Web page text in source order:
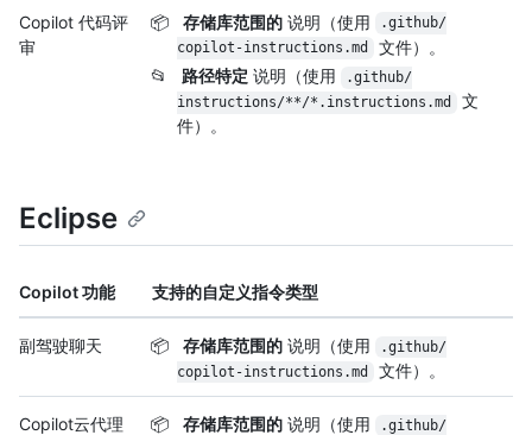
Copilot 代码评
审
📦 存储库范围的说明（使用
.github/
copilot-instructions.md
文件）。
📂
路径特定 说明（使用
.github/
instructions/**/*.instructions.md
文
件）。
Eclipse
Copilot 功能 支持的自定义指令类型
副驾驶聊天 📦 存储库范围的说明（使用
.github/
copilot-instructions.md
文件）。
Copilot云代理 📦 存储库范围的说明（使用
.github/